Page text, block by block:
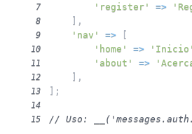
7 'register' =>
8 ] ,
9 'nav' => [
10 'home' => 'Inicio'
11 'about' =>
12 ] ,
13 ] ;
14
15
// Uso: